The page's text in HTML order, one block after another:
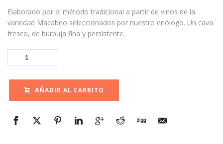
Elaborado por el método tradicional a partir de vinos de la
variedad Macabeo seleccionados por nuestro enólogo. Un cava
fresco, de burbuja fina y persistente.
PUERTA
DEL
Brut
AÑADIR AL CARRITO